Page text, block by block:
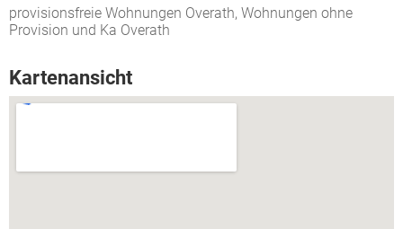
provisionsfreie Wohnungen Overath, Wohnungen ohne
Provision und Ka Overath
Kartenansicht